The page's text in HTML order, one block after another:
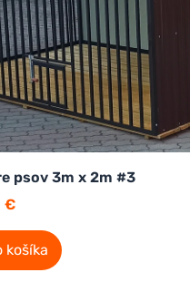
psov 3m x 2m #3
€
košíka